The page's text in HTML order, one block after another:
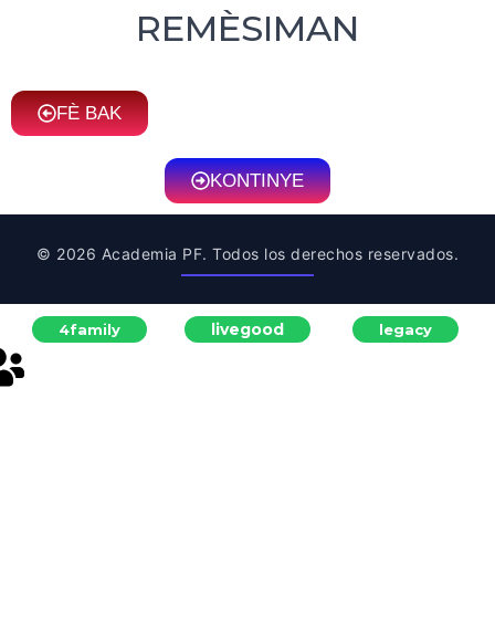
REMÈSIMAN
FÈ BAK
KONTINYE
© 2026 Academia PF. Todos los derechos reservados.
4family livegood legacy